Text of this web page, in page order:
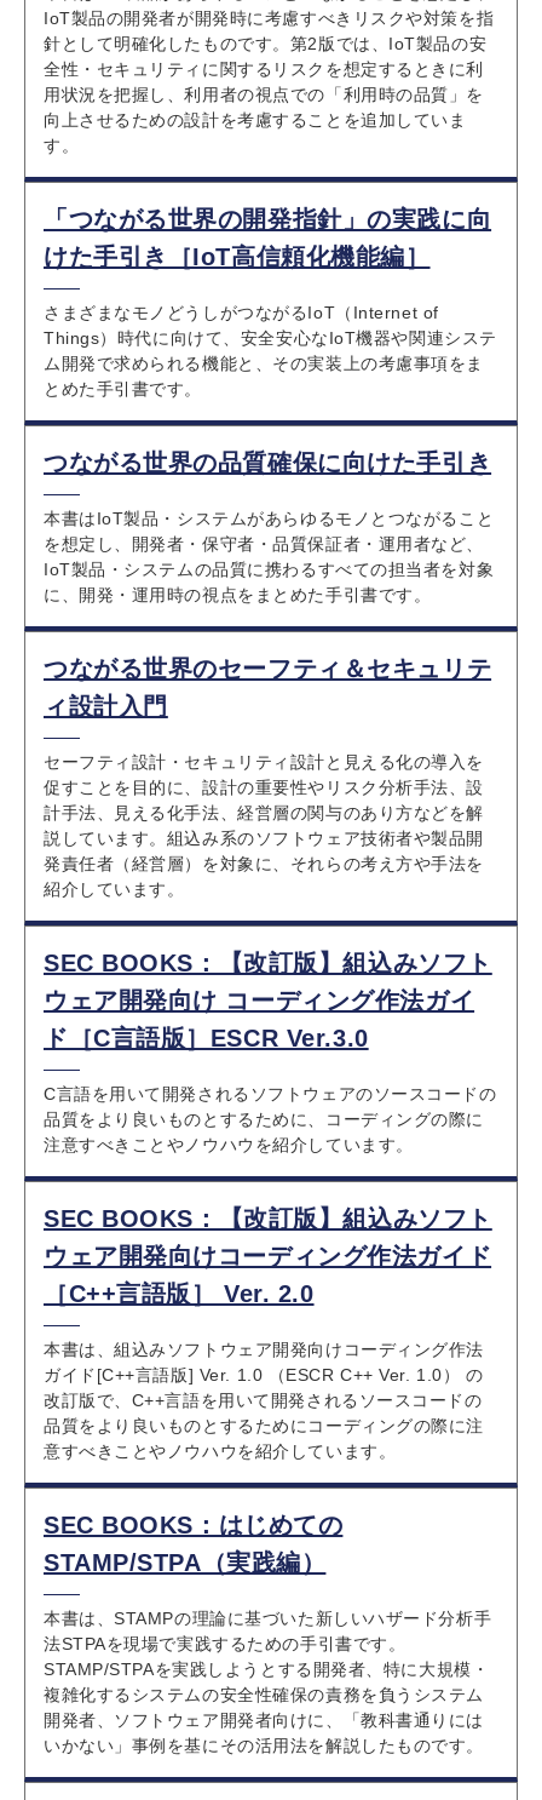
IoT製品の開発者が開発時に考慮すべきリスクや対策を指
針として明確化したものです。第2版では、IoT製品の安
全性・セキュリティに関するリスクを想定するときに利
用状況を把握し、利用者の視点での「利用時の品質」を
向上させるための設計を考慮することを追加していま
す。
「つながる世界の開発指針」の実践に向
けた手引き［IoT高信頼化機能編］
さまざまなモノどうしがつながるIoT（Internet of
Things）時代に向けて、安全安心なIoT機器や関連システ
ム開発で求められる機能と、その実装上の考慮事項をま
とめた手引書です。
つながる世界の品質確保に向けた手引き
本書はIoT製品・システムがあらゆるモノとつながること
を想定し、開発者・保守者・品質保証者・運用者など、
IoT製品・システムの品質に携わるすべての担当者を対象
に、開発・運用時の視点をまとめた手引書です。
つながる世界のセーフティ＆セキュリテ
ィ設計入門
セーフティ設計・セキュリティ設計と見える化の導入を
促すことを目的に、設計の重要性やリスク分析手法、設
計手法、見える化手法、経営層の関与のあり方などを解
説しています。組込み系のソフトウェア技術者や製品開
発責任者（経営層）を対象に、それらの考え方や手法を
紹介しています。
SEC BOOKS：【改訂版】組込みソフト
ウェア開発向け コーディング作法ガイ
ド［C言語版］ESCR Ver.3.0
C言語を用いて開発されるソフトウェアのソースコードの
品質をより良いものとするために、コーディングの際に
注意すべきことやノウハウを紹介しています。
SEC BOOKS：【改訂版】組込みソフト
ウェア開発向けコーディング作法ガイド
［C++言語版］ Ver. 2.0
本書は、組込みソフトウェア開発向けコーディング作法
ガイド[C++言語版] Ver. 1.0 （ESCR C++ Ver. 1.0） の
改訂版で、C++言語を用いて開発されるソースコードの
品質をより良いものとするためにコーディングの際に注
意すべきことやノウハウを紹介しています。
SEC BOOKS：はじめての
STAMP/STPA（実践編）
本書は、STAMPの理論に基づいた新しいハザード分析手
法STPAを現場で実践するための手引書です。
STAMP/STPAを実践しようとする開発者、特に大規模・
複雑化するシステムの安全性確保の責務を負うシステム
開発者、ソフトウェア開発者向けに、「教科書通りには
いかない」事例を基にその活用法を解説したものです。